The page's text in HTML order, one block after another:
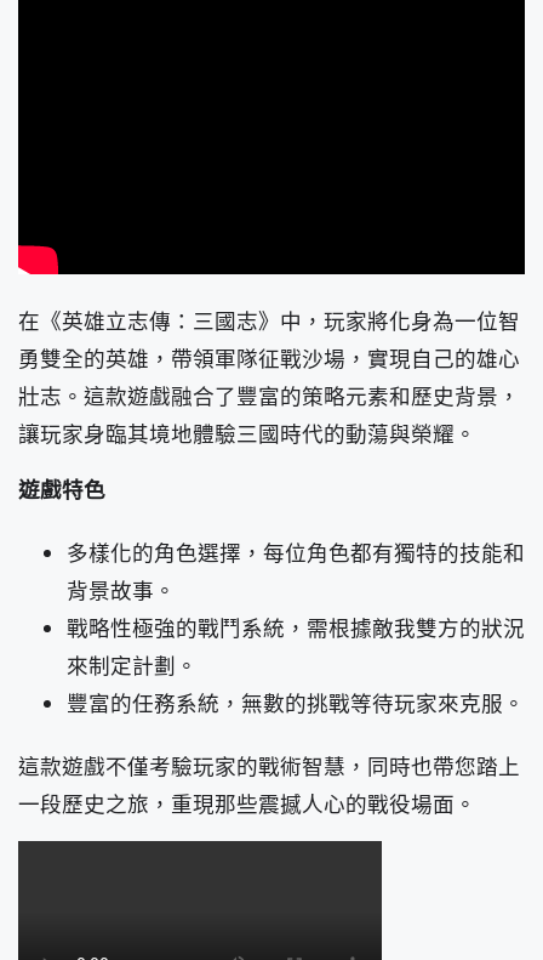
在《英雄立志傳：三國志》中，玩家將化身為一位智
勇雙全的英雄，帶領軍隊征戰沙場，實現自己的雄心
壯志。這款遊戲融合了豐富的策略元素和歷史背景，
讓玩家身臨其境地體驗三國時代的動蕩與榮耀。
遊戲特色
多樣化的角色選擇，每位角色都有獨特的技能和
背景故事。
戰略性極強的戰鬥系統，需根據敵我雙方的狀況
來制定計劃。
豐富的任務系統，無數的挑戰等待玩家來克服。
這款遊戲不僅考驗玩家的戰術智慧，同時也帶您踏上
一段歷史之旅，重現那些震撼人心的戰役場面。